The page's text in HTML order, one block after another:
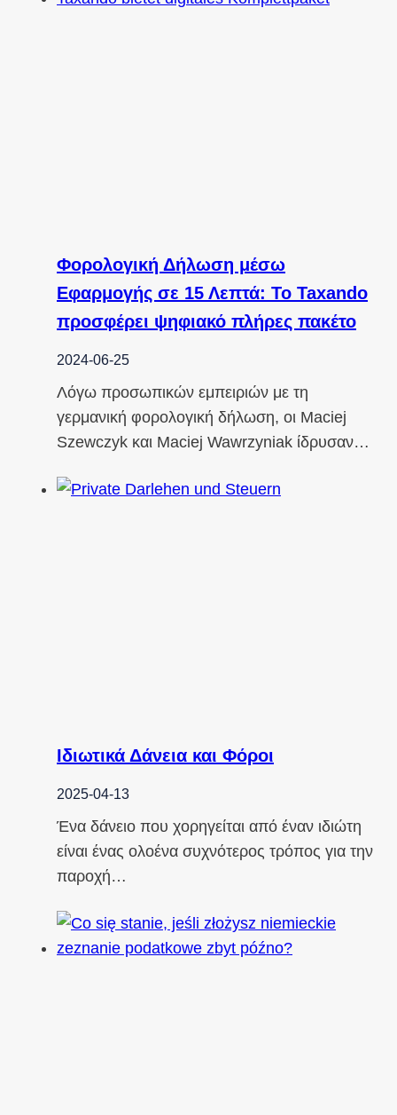
Φορολογική Δήλωση μέσω
Εφαρμογής σε 15 Λεπτά: Το Taxando
προσφέρει ψηφιακό πλήρες πακέτο
2024-06-25
Λόγω προσωπικών εμπειριών με τη
γερμανική φορολογική δήλωση, οι Maciej
Szewczyk και Maciej Wawrzyniak ίδρυσαν…
Ιδιωτικά Δάνεια και Φόροι
2025-04-13
Ένα δάνειο που χορηγείται από έναν ιδιώτη
είναι ένας ολοένα συχνότερος τρόπος για την
παροχή…